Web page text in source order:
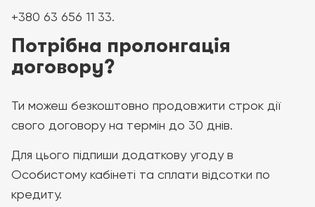
+380 63 656 11 33.
Потрібна пролонгація
договору?
Ти можеш безкоштовно продовжити строк дії
свого договору на термін до 30 днів.
Для цього підпиши додаткову угоду в
Особистому кабінеті та сплати відсотки по
кредиту.